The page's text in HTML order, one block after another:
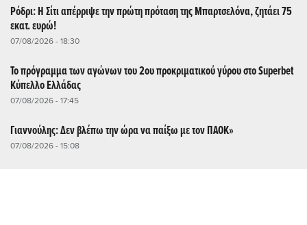
Ρόδρι: Η Σίτι απέρριψε την πρώτη πρόταση της Μπαρτσελόνα, ζητάει 75
εκατ. ευρώ!
07/08/2026 - 18:30
Το πρόγραμμα των αγώνων του 2ου προκριματικού γύρου στο Superbet
Κύπελλο Ελλάδας
07/08/2026 - 17:45
Γιαννούλης: Δεν βλέπω την ώρα να παίξω με τον ΠΑΟΚ»
07/08/2026 - 15:08